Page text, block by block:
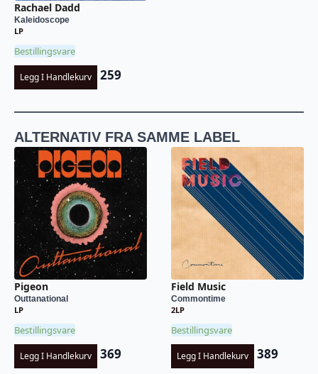
Rachael Dadd
Kaleidoscope
LP
Bestillingsvare
Legg I Handlekurv 259
ALTERNATIV FRA SAMME LABEL
Pigeon
Outtanational
LP
Bestillingsvare
Legg I Handlekurv 369
Field Music
Commontime
2LP
Bestillingsvare
Legg I Handlekurv 389